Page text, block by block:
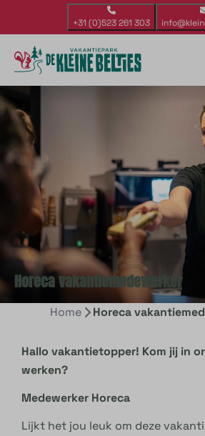
+31 (0)523 261 303
Horeca vakantiemedewerker
Home Horeca
Hallo vakantietopper! Kom jij in
werken?
Medewerker Horeca
Lijkt het jou leuk om deze